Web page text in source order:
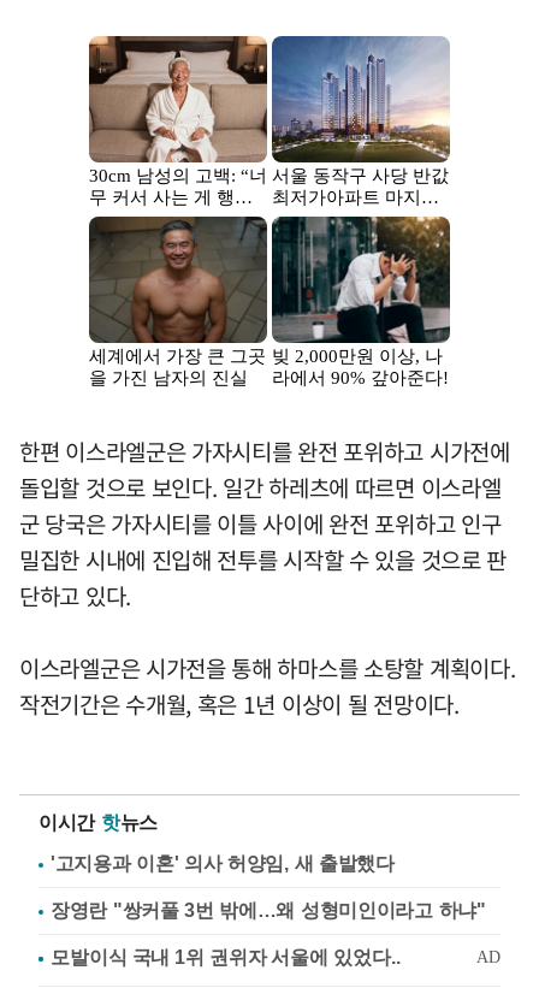
한편 이스라엘군은 가자시티를 완전 포위하고 시가전에
돌입할 것으로 보인다. 일간 하레츠에 따르면 이스라엘
군 당국은 가자시티를 이틀 사이에 완전 포위하고 인구
밀집한 시내에 진입해 전투를 시작할 수 있을 것으로 판
단하고 있다.
이스라엘군은 시가전을 통해 하마스를 소탕할 계획이다.
작전기간은 수개월, 혹은 1년 이상이 될 전망이다.
이시간 핫뉴스
'고지용과 이혼' 의사 허양임, 새 출발했다
장영란 "쌍커풀 3번 밖에…왜 성형미인이라고 하냐"